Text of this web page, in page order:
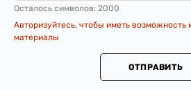
Осталось символов: 2000
Авторизуйтесь, чтобы иметь возможность
материалы
ОТПРАВИТЬ